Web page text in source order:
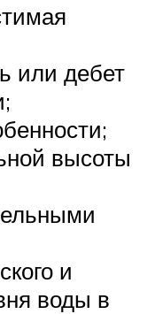
или дебет
высоты
и
воды в